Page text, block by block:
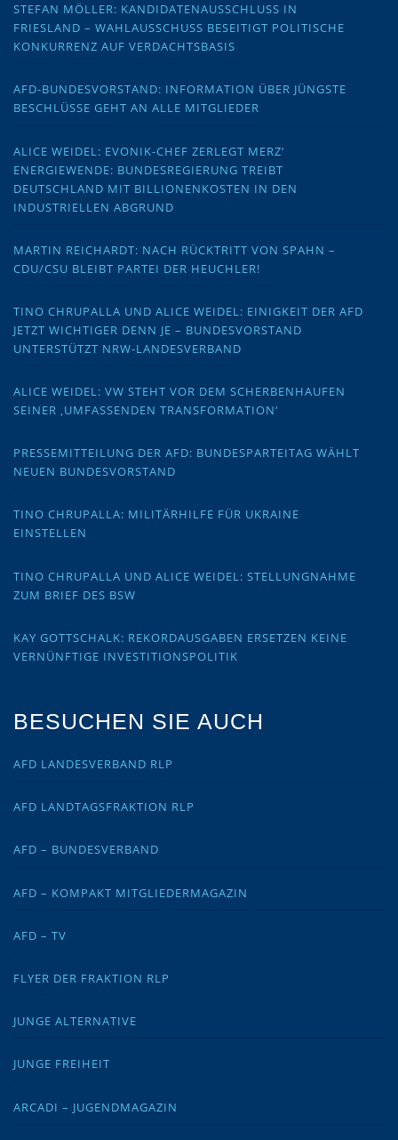
STEFAN MÖLLER: KANDIDATENAUSSCHLUSS IN
FRIESLAND – WAHLAUSSCHUSS BESEITIGT POLITISCHE
KONKURRENZ AUF VERDACHTSBASIS
AFD-BUNDESVORSTAND: INFORMATION ÜBER JÜNGSTE
BESCHLÜSSE GEHT AN ALLE MITGLIEDER
ALICE WEIDEL: EVONIK-CHEF ZERLEGT MERZ‘
ENERGIEWENDE: BUNDESREGIERUNG TREIBT
DEUTSCHLAND MIT BILLIONENKOSTEN IN DEN
INDUSTRIELLEN ABGRUND
MARTIN REICHARDT: NACH RÜCKTRITT VON SPAHN –
CDU/CSU BLEIBT PARTEI DER HEUCHLER!
TINO CHRUPALLA UND ALICE WEIDEL: EINIGKEIT DER AFD
JETZT WICHTIGER DENN JE – BUNDESVORSTAND
UNTERSTÜTZT NRW-LANDESVERBAND
ALICE WEIDEL: VW STEHT VOR DEM SCHERBENHAUFEN
SEINER ‚UMFASSENDEN TRANSFORMATION‘
PRESSEMITTEILUNG DER AFD: BUNDESPARTEITAG WÄHLT
NEUEN BUNDESVORSTAND
TINO CHRUPALLA: MILITÄRHILFE FÜR UKRAINE
EINSTELLEN
TINO CHRUPALLA UND ALICE WEIDEL: STELLUNGNAHME
ZUM BRIEF DES BSW
KAY GOTTSCHALK: REKORDAUSGABEN ERSETZEN KEINE
VERNÜNFTIGE INVESTITIONSPOLITIK
BESUCHEN SIE AUCH
AFD LANDESVERBAND RLP
AFD LANDTAGSFRAKTION RLP
AFD – BUNDESVERBAND
AFD – KOMPAKT MITGLIEDERMAGAZIN
AFD – TV
FLYER DER FRAKTION RLP
JUNGE ALTERNATIVE
JUNGE FREIHEIT
ARCADI – JUGENDMAGAZIN